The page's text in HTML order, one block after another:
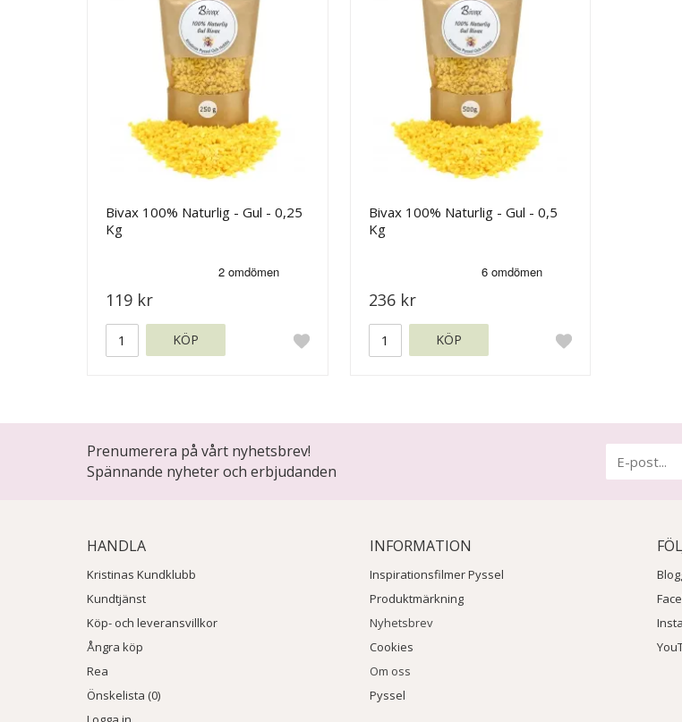
Bivax 100% Naturlig - Gul - 0,25
Kg
119 kr
KÖP
Bivax 100% Naturlig - Gul - 0,5
Kg
236 kr
KÖP
Prenumerera på vårt nyhetsbrev!
Spännande nyheter och erbjudanden
HANDLA
Kristinas Kundklubb
Kundtjänst
Köp- och leveransvillkor
Ångra köp
Rea
Önskelista (0)
INFORMATION
Inspirationsfilmer Pyssel
Produktmärkning
Nyhetsbrev
Cookies
Om oss
Pyssel